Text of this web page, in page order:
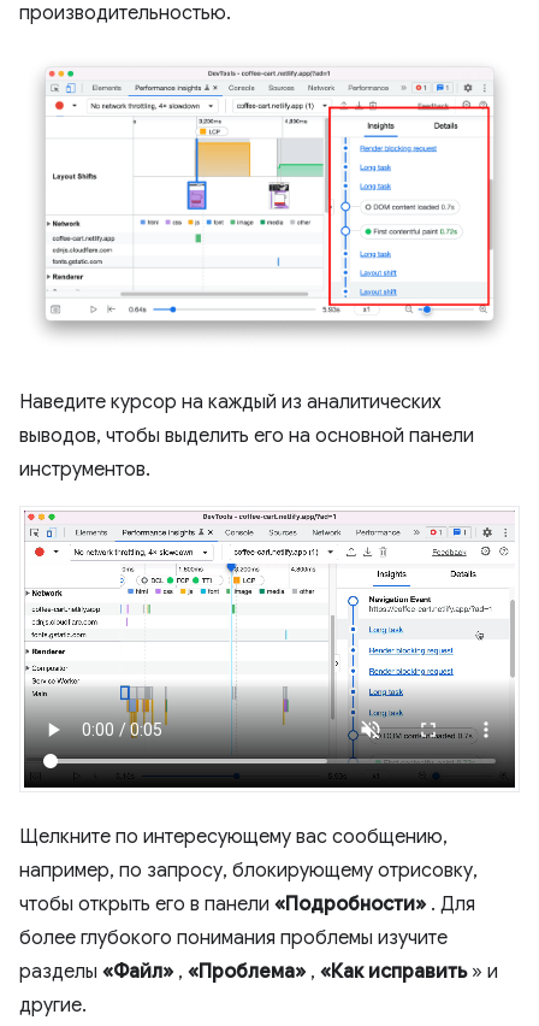
производительностью.
Наведите курсор на каждый из аналитических
выводов, чтобы выделить его на основной панели
инструментов.
Щелкните по интересующему вас сообщению,
например, по запросу, блокирующему отрисовку,
чтобы открыть его в панели «Подробности» . Для
более глубокого понимания проблемы изучите
разделы «Файл» , «Проблема» , «Как исправить» и
другие.